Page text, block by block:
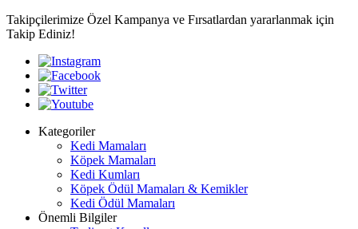
Takipçilerimize Özel Kampanya ve Fırsatlardan yararlanmak için
Takip Ediniz!
Kategoriler
Kedi Mamaları
Köpek Mamaları
Kedi Kumları
Köpek Ödül Mamaları & Kemikler
Kedi Ödül Mamaları
Önemli Bilgiler